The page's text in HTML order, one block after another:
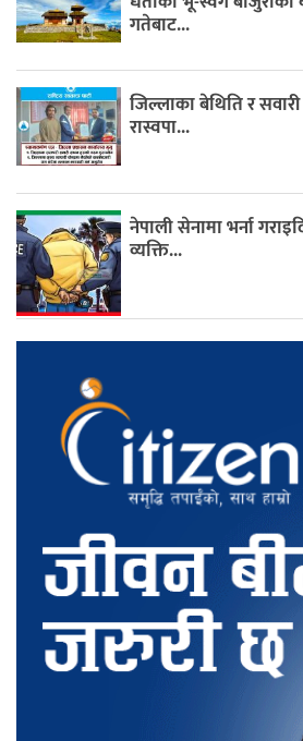
गतेबाट...
जिल्लाका बेथिति र
रास्वपा...
नेपाली सेनामा भर्ना
व्यक्ति...